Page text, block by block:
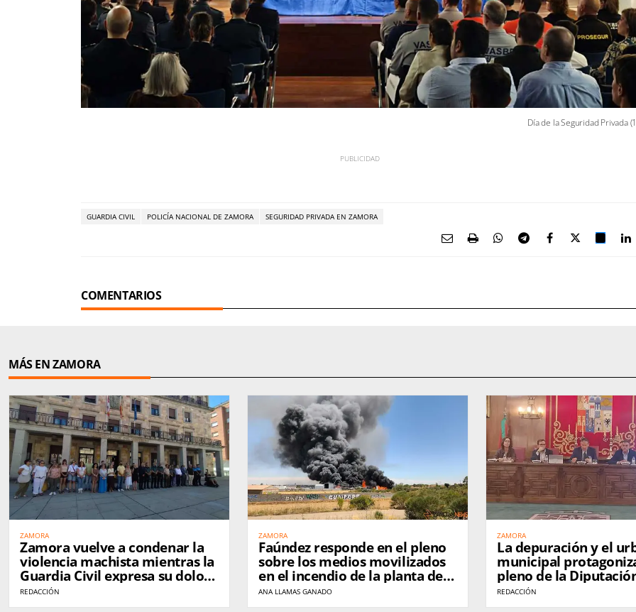
Día de la Seguridad Privada
GUARDIA CIVIL POLICÍA NACIONAL DE ZAMORA SEGURIDAD PRIVADA EN ZAMORA
COMENTARIOS
MÁS EN ZAMORA
ZAMORA
Zamora vuelve a condenar la
violencia machista mientras la
Guardia Civil expresa su dolor
por el asesinato de una
compañera
REDACCIÓN
ZAMORA
Faúndez responde en el pleno
sobre los medios movilizados
en el incendio de la planta de
residuos de Roales
ANA LLAMAS GANADO
ZAMORA
La depuración y el
municipal
pleno de la
Zamora
REDACCIÓN